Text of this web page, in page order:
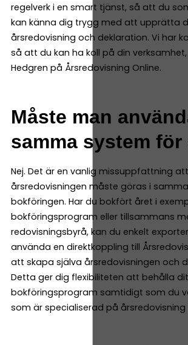
regelverk i en smart tjänst, så att du
kan känna dig trygg med att upprätta
årsredovisning och deklaration. Vi har
så att du kan ha koll på din
Hedgren på Årsredovisning Online.
Måste man
samma system för
Nej. Det är en vanlig missuppfattning att
årsredovisningen måste göras i
bokföringen. Har du bokfört året i
bokföringsprogram eller tillsammans
redovisningsbyrå, kan du enkelt
använda en direktkoppling till
att skapa själva årsredovisningen och
Detta ger dig flexibiliteten att behålla
bokföringsprogram samtidigt som du
som är specialiserad på